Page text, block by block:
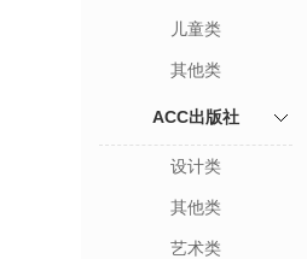
儿童类
其他类
ACC出版社
设计类
其他类
艺术类